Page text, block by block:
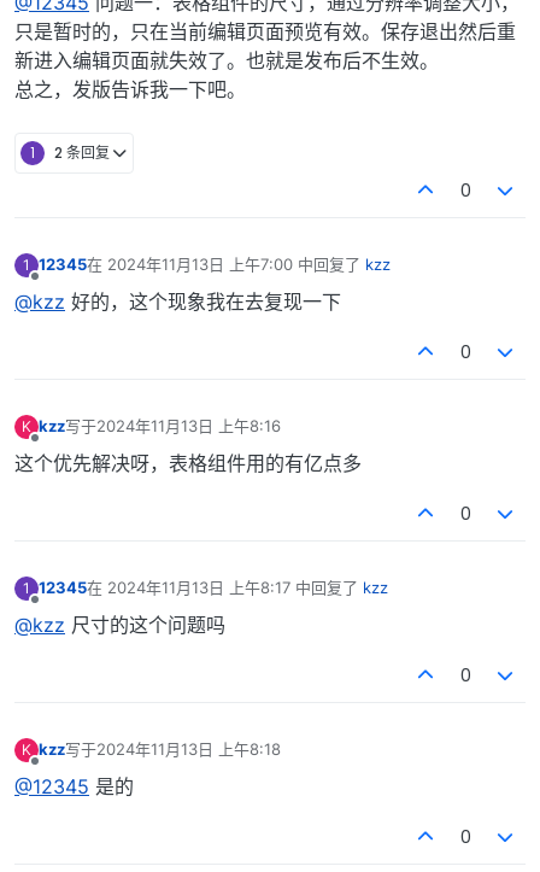
只是暂时的，只在当前编辑页面预览有效。保存退出然后重
新进入编辑页面就失效了。也就是发布后不生效。
总之，发版告诉我一下吧。
1 2 条回复
0
1 12345在 2024年11月13日 上午7:00 中回复了 kzz
最后由 编辑
@kzz 好的，这个现象我在去复现一下
0
K kzz写于2024年11月13日 上午8:16
最后由 编辑
这个优先解决呀，表格组件用的有亿点多
0
1 12345在 2024年11月13日 上午8:17 中回复了 kzz
最后由 编辑
@kzz 尺寸的这个问题吗
0
K kzz写于2024年11月13日 上午8:18
最后由 编辑
@12345 是的
0